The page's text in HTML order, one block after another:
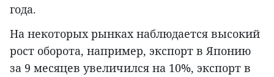
года.
На некоторых рынках наблюдается высокий
рост оборота, например, экспорт в Японию
за 9 месяцев увеличился на 10%, экспорт в